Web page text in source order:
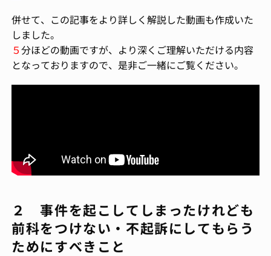
併せて、この記事をより詳しく解説した動画も作成いた
しました。
５分ほどの動画ですが、より深くご理解いただける内容
となっておりますので、是非ご一緒にご覧ください。
２ 事件を起こしてしまったけれども
前科をつけない・不起訴にしてもらう
ためにすべきこと